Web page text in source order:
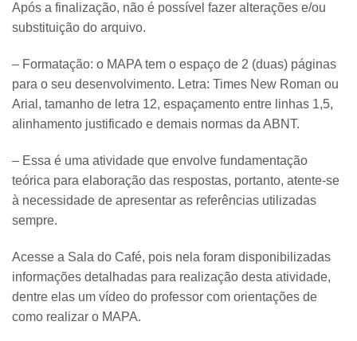
Após a finalização, não é possível fazer alterações e/ou
substituição do arquivo.
– Formatação: o MAPA tem o espaço de 2 (duas) páginas
para o seu desenvolvimento. Letra: Times New Roman ou
Arial, tamanho de letra 12, espaçamento entre linhas 1,5,
alinhamento justificado e demais normas da ABNT.
– Essa é uma atividade que envolve fundamentação
teórica para elaboração das respostas, portanto, atente-se
à necessidade de apresentar as referências utilizadas
sempre.
Acesse a Sala do Café, pois nela foram disponibilizadas
informações detalhadas para realização desta atividade,
dentre elas um vídeo do professor com orientações de
como realizar o MAPA.